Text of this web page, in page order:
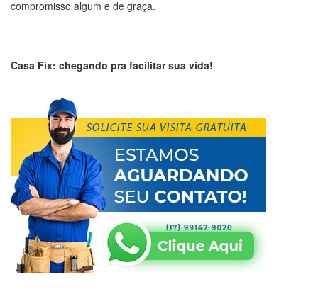
compromisso algum e de graça.
Casa Fix: chegando pra facilitar sua vida!